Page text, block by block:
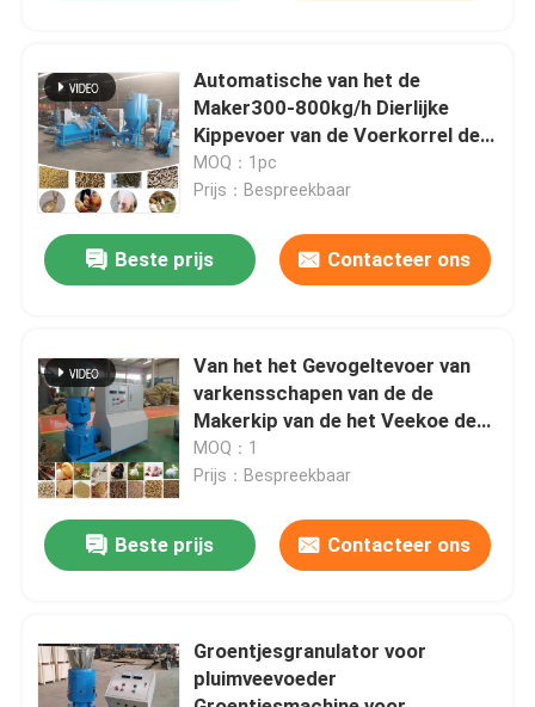
Producten
VR-show
Over ons
Kwaliteitscontrole
Contacteer ons
Vraag een offerte aan
Houtpelletfabriek
Automatische van het de
Maker300-800kg/h Dierlijke
Kippevoer van de Voerkorrel de
Korrelmaker
MOQ：1pc
Prijs：Bespreekbaar
Beste prijs Contacteer ons
Van het het Gevogeltevoer van
varkensschapen van de de
Makerkip van de het Veekoe de
Maker van de het Voerkorrel
MOQ：1
Prijs：Bespreekbaar
Beste prijs Contacteer ons
Groentjesgranulator voor
pluimveevoeder